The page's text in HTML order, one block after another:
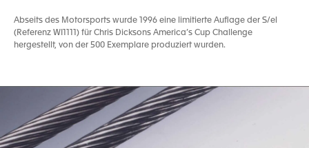
Abseits des Motorsports wurde 1996 eine limitierte Auflage der S/el
(Referenz WI1111) für Chris Dicksons America’s Cup Challenge
hergestellt, von der 500 Exemplare produziert wurden.